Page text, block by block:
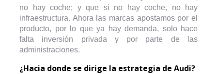
no hay coche; y que si no hay coche, no hay
infraestructura. Ahora las marcas apostamos por el
producto, por lo que ya hay demanda, solo hace
falta inversión privada y por parte de las
administraciones.
¿Hacia donde se dirige la estrategia de Audi?